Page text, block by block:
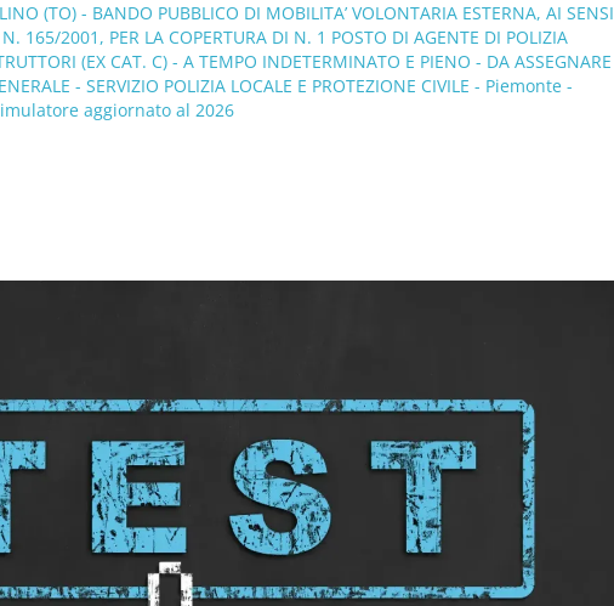
(TO) - BANDO PUBBLICO DI MOBILITA’ VOLONTARIA ESTERNA, AI SENSI
N. 165/2001, PER LA COPERTURA DI N. 1 POSTO DI AGENTE DI POLIZIA
(EX CAT. C) - A TEMPO INDETERMINATO E PIENO - DA ASSEGNARE
- SERVIZIO POLIZIA LOCALE E PROTEZIONE CIVILE - Piemonte -
aggiornato al 2026